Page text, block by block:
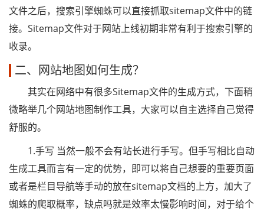
文件之后，搜索引擎蜘蛛可以直接抓取sitemap文件中的链
接。Sitemap文件对于网站上线初期非常有利于搜索引擎的
收录。
二、网站地图如何生成？
其实在网络中有很多Sitemap文件的生成方式，下面稍
微略举几个网站地图制作工具，大家可以自主选择自己觉得
舒服的。
1.手写 当然一般不会有站长进行手写。但手写相比自动
生成工具而言有一定的优势，即可以将自己想要的重要页面
或者是栏目导航等手动的放在sitemap文档的上方，加大了
蜘蛛的爬取概率，缺点吗就是效率太慢影响时间，对于给个